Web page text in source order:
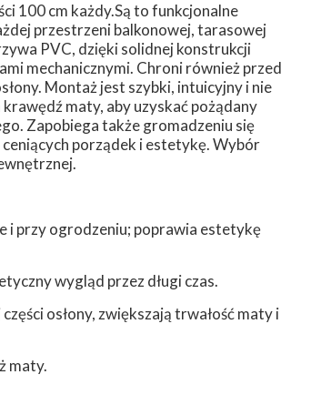
100 cm każdy.Są to funkcjonalne
przestrzeni balkonowej, tarasowej
PVC, dzięki solidnej konstrukcji
mechanicznymi. Chroni również przed
Montaż jest szybki, intuicyjny i nie
maty, aby uzyskać pożądany
Zapobiega także gromadzeniu się
porządek i estetykę. Wybór
i przy ogrodzeniu; poprawia estetykę
wygląd przez długi czas.
osłony, zwiększają trwałość maty i
maty.